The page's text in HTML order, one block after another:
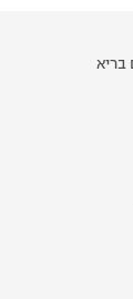
בריא